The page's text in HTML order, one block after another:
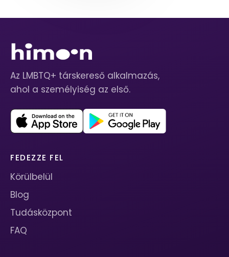
Az LMBTQ+ társkereső alkalmazás,
ahol a személyiség az első.
FEDEZZE FEL
Körülbelül
Blog
Tudásközpont
FAQ